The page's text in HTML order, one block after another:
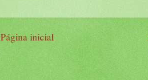
Página inicial